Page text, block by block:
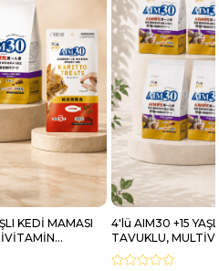
4'lü AIM30 +15 YAŞLI KEDİ MAMASI
TAVUKLU, MULTİVİTAMİN